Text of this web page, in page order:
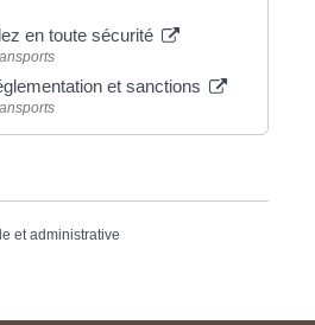
en toute sécurité
et sanctions
et administrative